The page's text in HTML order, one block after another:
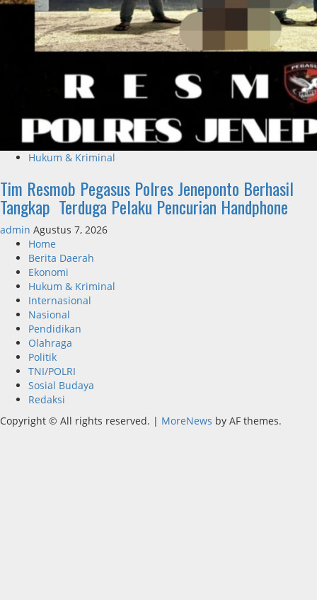
Hukum & Kriminal
Tim Resmob Pegasus Polres Jeneponto Berhasil
Tangkap Terduga Pelaku Pencurian Handphone
admin Agustus 7, 2026
Home
Berita Daerah
Ekonomi
Hukum & Kriminal
Internasional
Nasional
Pendidikan
Olahraga
Politik
TNI/POLRI
Sosial Budaya
Redaksi
Copyright © All rights reserved. | MoreNews by AF themes.